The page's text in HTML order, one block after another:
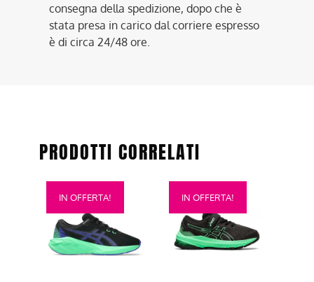
consegna della spedizione, dopo che è
stata presa in carico dal corriere espresso
è di circa 24/48 ore.
PRODOTTI CORRELATI
IN OFFERTA!
Questo
prodotto
più
varianti.
IN OFFERTA!
Questo
prodotto
più
varianti.